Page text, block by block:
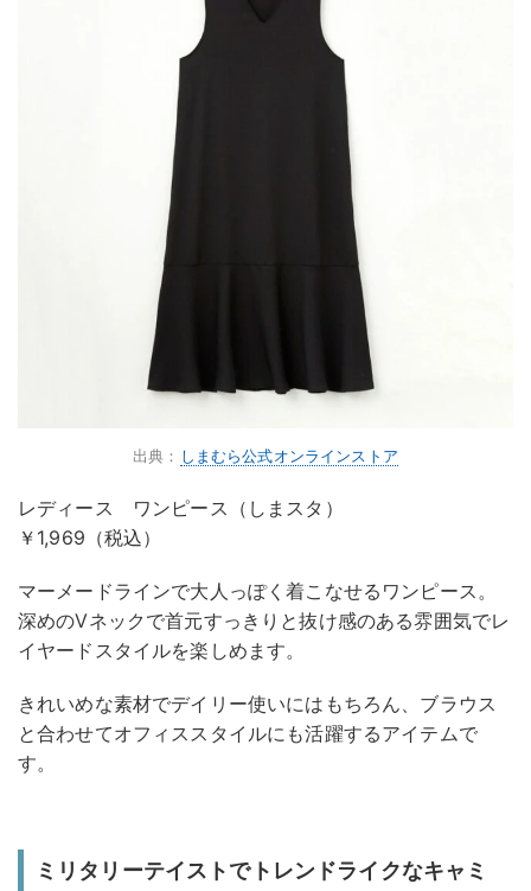
出典： しまむら公式オンラインストア
レディース ワンピース（しまスタ）
￥1,969（税込）
マーメードラインで大人っぽく着こなせるワンピース。
深めのVネックで首元すっきりと抜け感のある雰囲気でレ
イヤードスタイルを楽しめます。
きれいめな素材でデイリー使いにはもちろん、ブラウス
と合わせてオフィススタイルにも活躍するアイテムで
す。
ミリタリーテイストでトレンドライクなキャミ